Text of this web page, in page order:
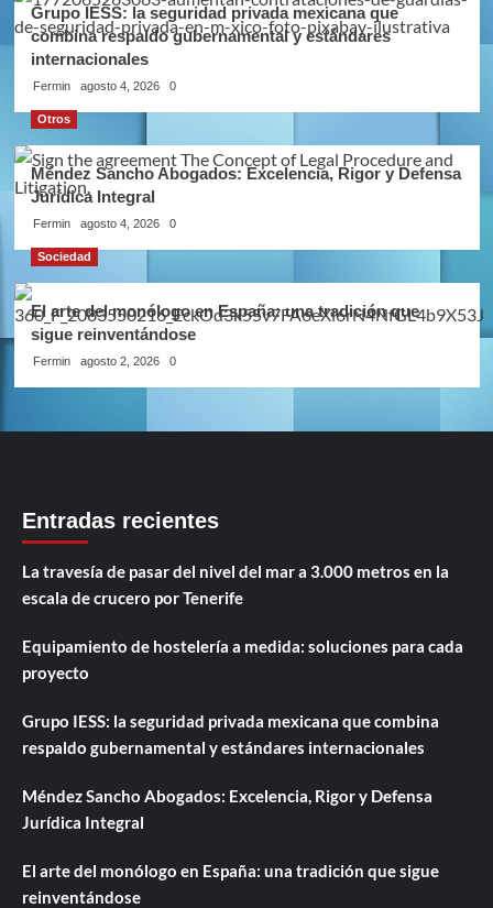
Grupo IESS: la seguridad privada mexicana que
combina respaldo gubernamental y estándares
internacionales
Fermin agosto 4, 2026 0
Otros
Méndez Sancho Abogados: Excelencia, Rigor y Defensa
Jurídica Integral
Fermin agosto 4, 2026 0
Sociedad
El arte del monólogo en España: una tradición que
sigue reinventándose
Fermin agosto 2, 2026 0
Entradas recientes
La travesía de pasar del nivel del mar a 3.000 metros en la
escala de crucero por Tenerife
Equipamiento de hostelería a medida: soluciones para cada
proyecto
Grupo IESS: la seguridad privada mexicana que combina
respaldo gubernamental y estándares internacionales
Méndez Sancho Abogados: Excelencia, Rigor y Defensa
Jurídica Integral
El arte del monólogo en España: una tradición que sigue
reinventándose